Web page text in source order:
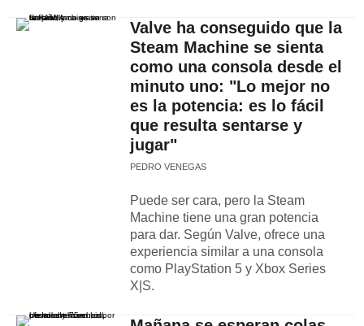
Valve ha conseguido que la
Steam Machine se sienta
como una consola desde el
minuto uno: "Lo mejor no
es la potencia: es lo fácil
que resulta sentarse y
jugar"
PEDRO VENEGAS
Puede ser cara, pero la Steam
Machine tiene una gran potencia
para dar. Según Valve, ofrece una
experiencia similar a una consola
como PlayStation 5 y Xbox Series
X|S.